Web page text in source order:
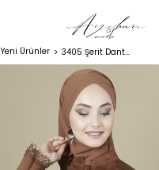
Yeni Ürünler 3405 Şerit Dantelli Kahve Ferace